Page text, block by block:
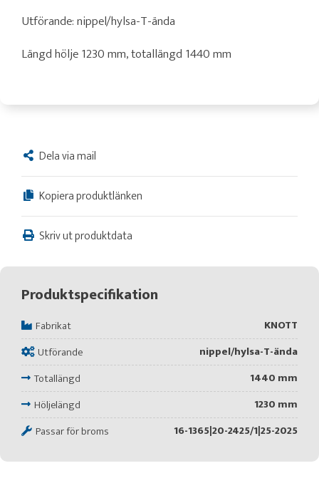
Utförande: nippel/hylsa-T-ända
Längd hölje 1230 mm, totallängd 1440 mm
Dela via mail
Kopiera produktlänken
Skriv ut produktdata
Produktspecifikation
Fabrikat
KNOTT
Utförande
nippel/hylsa-T-ända
Totallängd
1440 mm
Höljelängd
1230 mm
Passar för broms
16-1365|20-2425/1|25-2025